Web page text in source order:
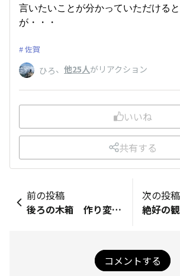
言いたいことが分かっていただける
が・・・
佐賀
ひろ、 他25人がリアクション
いいね
共有する
前の投稿
後ろの木箱 作り変えてみた！
次の投稿
絶好の
コメントする